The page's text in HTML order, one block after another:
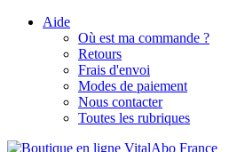
Aide
Où est ma commande ?
Retours
Frais d'envoi
Modes de paiement
Nous contacter
Toutes les rubriques